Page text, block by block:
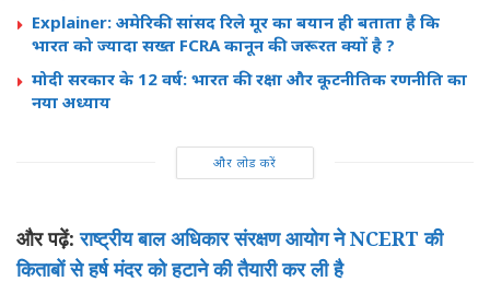
Explainer: अमेरिकी सांसद रिले मूर का बयान ही बताता है कि
भारत को ज्यादा सख्त FCRA कानून की जरूरत क्यों है ?
मोदी सरकार के 12 वर्ष: भारत की रक्षा और कूटनीतिक रणनीति का
नया अध्याय
और लोड करें
और पढ़ें:राष्ट्रीय बाल अधिकार संरक्षण आयोग ने NCERT की
किताबों से हर्ष मंदर को हटाने की तैयारी कर ली है